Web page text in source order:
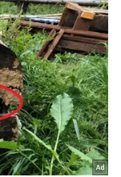
ಟಿಪ್ಸ್‌,
ಏಷ್ಯಾನೆಟ್
ಮಾಡಿ